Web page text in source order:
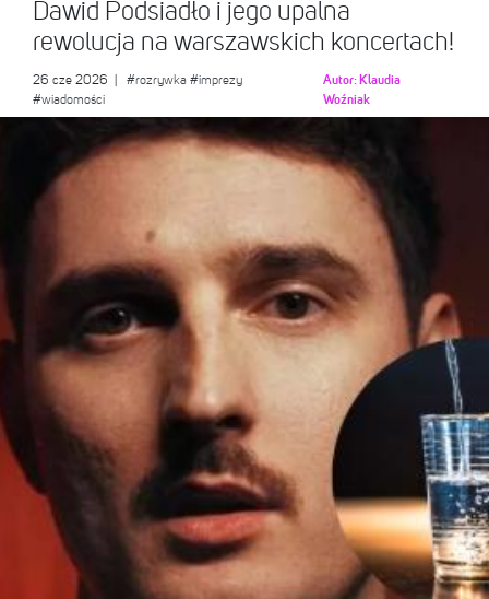
Dawid Podsiadło i jego upalna
rewolucja na warszawskich koncertach!
26 cze 2026 #rozrywka #imprezy
#wiadomości
Autor: Klaudia
Woźniak